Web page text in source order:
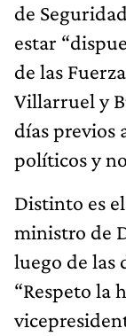
de
estar
de las
Villarruel y
días previos
políticos y
Distinto es
ministro de
luego de las
“Respeto la